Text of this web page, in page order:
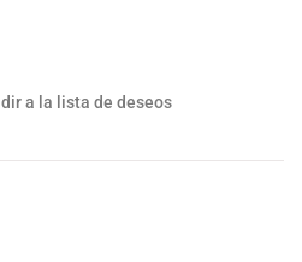
a la lista de deseos